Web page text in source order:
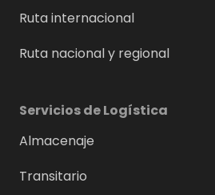
Ruta internacional
Ruta nacional y regional
Servicios de Logística
Almacenaje
Transitario